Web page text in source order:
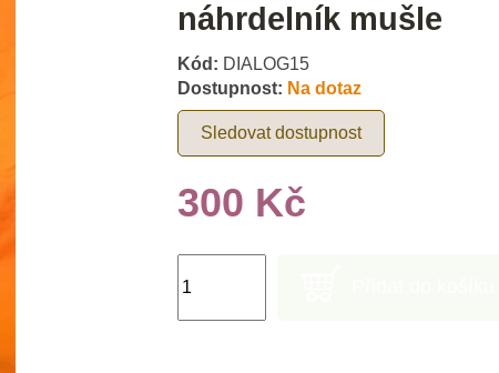
náhrdelník mušle
Kód: DIALOG15
Dostupnost: Na dotaz
Sledovat dostupnost
300 Kč